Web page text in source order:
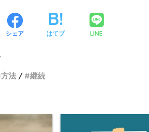
シェア はてブ LINE
方法 継続